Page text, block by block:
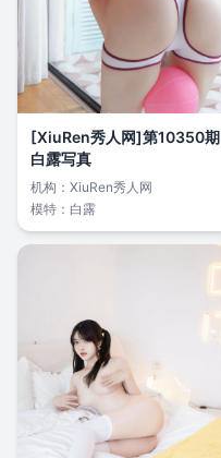
[XiuRen秀人网]第10350期
白露写真
机构： XiuRen秀人网
模特： 白露